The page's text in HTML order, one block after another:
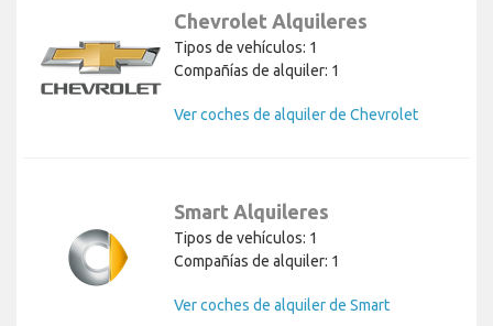
Chevrolet Alquileres
Tipos de vehículos: 1
Compañías de alquiler: 1
Ver coches de alquiler de Chevrolet
Smart Alquileres
Tipos de vehículos: 1
Compañías de alquiler: 1
Ver coches de alquiler de Smart